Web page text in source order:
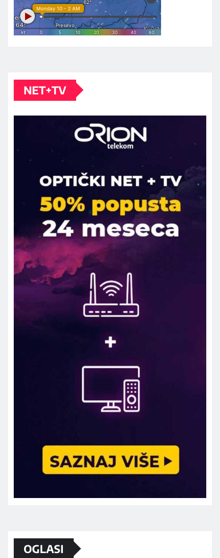
NET+TV
OGLASI
Marketing telefon 062 463 002